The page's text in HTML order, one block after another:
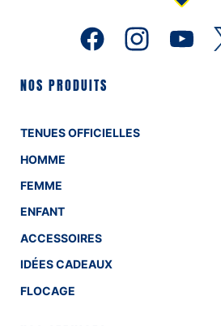
NOS PRODUITS
TENUES OFFICIELLES
HOMME
FEMME
ENFANT
ACCESSOIRES
IDÉES CADEAUX
FLOCAGE